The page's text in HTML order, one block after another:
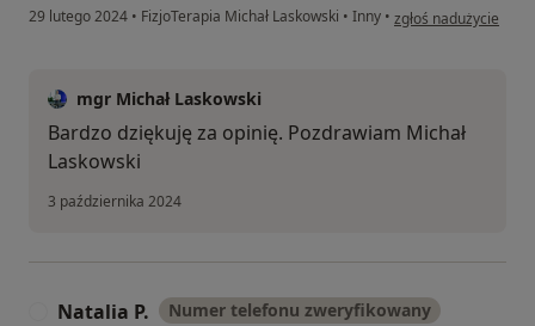
29 lutego 2024 • FizjoTerapia Michał Laskowski • Inny • w opinii użytkownika
zgłoś nadużycie
mgr Michał Laskowski
Bardzo dziękuję za opinię. Pozdrawiam Michał
Laskowski
3 października 2024
Natalia P. Numer telefonu zweryfikowany